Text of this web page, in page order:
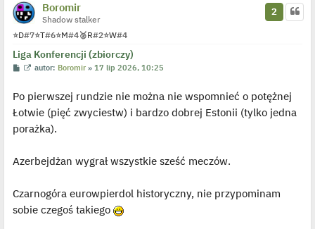
Boromir
Shadow stalker
⭐D#7⭐T#6⭐M#4🥈R#2⭐W#4
Liga Konferencji (zbiorczy)
2
P
t
W
w
e
l
j
e
n
z
autor: Boromir »17 lip 2026, 10:25
Po pierwszej rundzie nie można nie wspomnieć o potężnej
Łotwie (pięć zwyciestw) i bardzo dobrej Estonii (tylko jedna
porażka).
Azerbejdżan wygrał wszystkie sześć meczów.
Czarnogóra eurowpierdol historyczny, nie przypominam
sobie czegoś takiego